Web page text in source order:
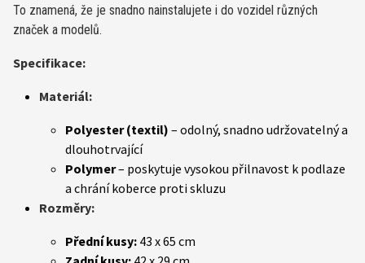
To znamená, že je snadno nainstalujete i do vozidel různých
značek a modelů.
Specifikace:
Materiál:
Polyester (textil) – odolný, snadno udržovatelný a
dlouhotrvající
Polymer– poskytuje vysokou přilnavost k podlaze
a chrání koberce proti skluzu
Rozměry:
Přední kusy: 43 x 65 cm